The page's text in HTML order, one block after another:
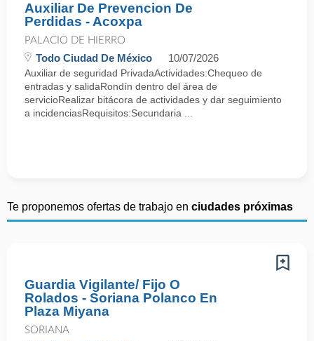
Auxiliar De Prevencion De
Perdidas - Acoxpa
PALACIO DE HIERRO
Todo Ciudad De México 10/07/2026
Auxiliar de seguridad PrivadaActividades:Chequeo de
entradas y salidaRondín dentro del área de
servicioRealizar bitácora de actividades y dar seguimiento
a incidenciasRequisitos:Secundaria ...
Te proponemos ofertas de trabajo en ciudades próximas
Guardia Vigilante/ Fijo O
Rolados - Soriana Polanco En
Plaza Miyana
SORIANA